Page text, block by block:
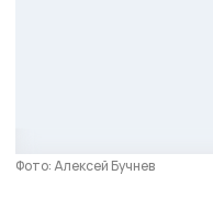
Фото: Алексей Бучнев